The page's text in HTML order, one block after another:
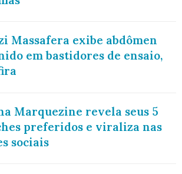
Massafera exibe abdômen
em bastidores de ensaio,
Marquezine revela seus 5
preferidos e viraliza nas
sociais